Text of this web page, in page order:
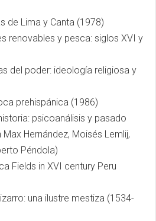
de Lima y Canta (1978)
renovables y pesca: siglos XVI y
del poder: ideología religiosa y
prehispánica (1986)
psicoanálisis y pasado
Hernández, Moisés Lemlij,
Péndola)
Fields in XVI century Peru
una ilustre mestiza (1534-